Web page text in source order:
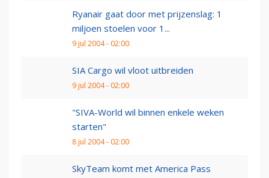
Ryanair gaat door met prijzenslag: 1
miljoen stoelen voor 1...
9 jul 2004 - 02:00
SIA Cargo wil vloot uitbreiden
9 jul 2004 - 02:00
"SIVA-World wil binnen enkele weken
starten"
8 jul 2004 - 02:00
SkyTeam komt met America Pass